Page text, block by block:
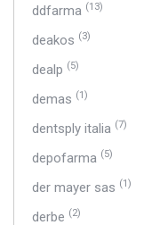
ddfarma (13)
deakos (3)
dealp (5)
demas (1)
dentsply italia (7)
depofarma (5)
der mayer sas (1)
derbe (2)